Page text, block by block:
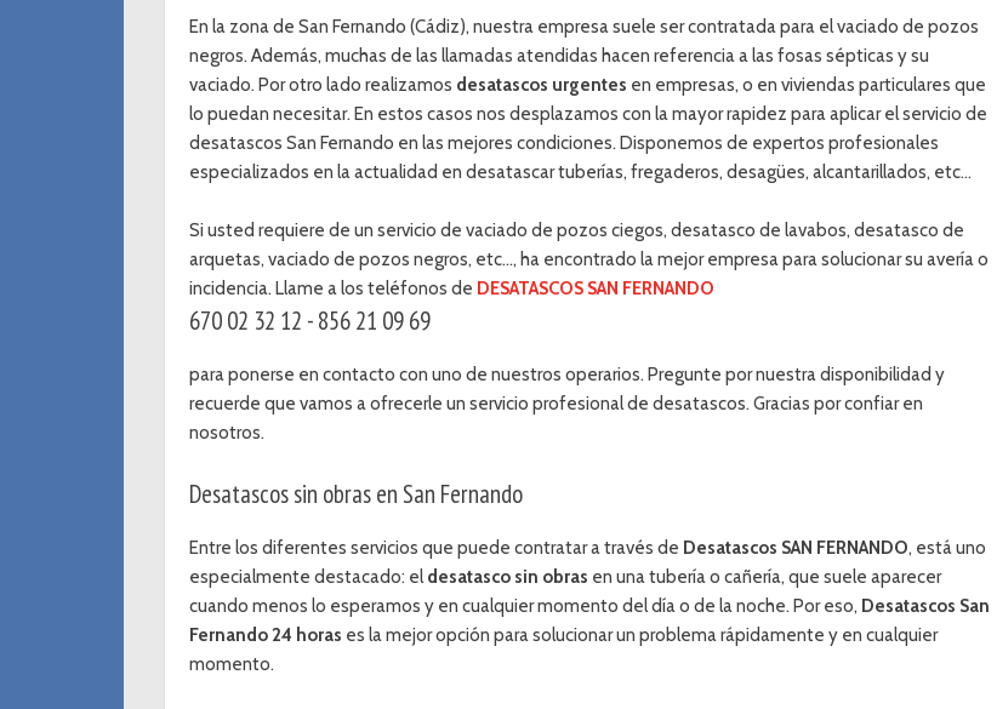
En la zona de San Fernando (Cádiz), nuestra empresa suele ser contratada para el vaciado de pozos
negros. Además, muchas de las llamadas atendidas hacen referencia a las fosas sépticas y su
vaciado. Por otro lado realizamos desatascos urgentes en empresas, o en viviendas particulares que
lo puedan necesitar. En estos casos nos desplazamos con la mayor rapidez para aplicar el servicio de
desatascos San Fernando en las mejores condiciones. Disponemos de expertos profesionales
especializados en la actualidad en desatascar tuberías, fregaderos, desagües, alcantarillados, etc...
Si usted requiere de un servicio de vaciado de pozos ciegos, desatasco de lavabos, desatasco de
arquetas, vaciado de pozos negros, etc..., ha encontrado la mejor empresa para solucionar su avería o
incidencia. Llame a los teléfonos de DESATASCOS SAN FERNANDO
670 02 32 12 - 856 21 09 69
para ponerse en contacto con uno de nuestros operarios. Pregunte por nuestra disponibilidad y
recuerde que vamos a ofrecerle un servicio profesional de desatascos. Gracias por confiar en
nosotros.
Desatascos sin obras en San Fernando
Entre los diferentes servicios que puede contratar a través de Desatascos SAN FERNANDO, está uno
especialmente destacado: eldesatasco sin obras en una tubería o cañería, que suele aparecer
cuando menos lo esperamos y en cualquier momento del día o de la noche. Por eso, Desatascos San
Fernando 24 horas es la mejor opción para solucionar un problema rápidamente y en cualquier
momento.